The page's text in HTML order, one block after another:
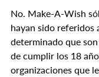
No. Make-A-Wish
hayan sido referidos
determinado que
de cumplir los 18
organizaciones que